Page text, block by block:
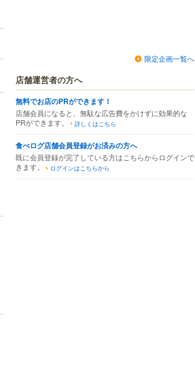
限定企画一覧へ
店舗運営者の方へ
無料でお店のPRができます！
店舗会員になると、無駄な広告費をかけずに効果的な
PRができます。
詳しくはこちら
食べログ店舗会員登録がお済みの方へ
既に会員登録が完了している方はこちらからログインで
きます。
ログインはこちらから